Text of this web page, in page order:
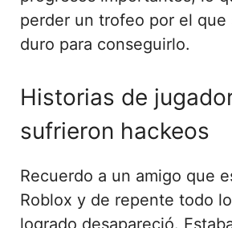
perder un trofeo por el que
duro para conseguirlo.
Historias de
sufrieron hackeos
Recuerdo a un amigo que
Roblox y de repente todo